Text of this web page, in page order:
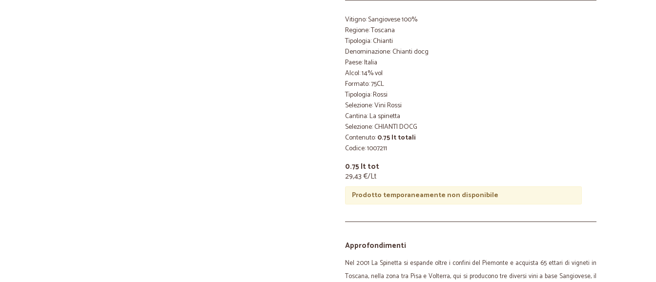
Vitigno: Sangiovese 100%
Regione: Toscana
Tipologia: Chianti
Denominazione: Chianti docg
Paese: Italia
Alcol: 14% vol
Formato: 75CL
Tipologia: Rossi
Selezione: Vini Rossi
Cantina: La spinetta
Selezione: CHIANTI DOCG
Contenuto:0.75 lt totali
Codice: 1007211
0.75 lt tot
29,43 €/Lt
Prodotto temporaneamente non disponibile
Approfondimenti
Nel 2001 La Spinetta si espande oltre i confini del Piemonte e acquista 65 ettari di vigneti in
Toscana, nella zona tra Pisa e Volterra, qui si producono tre diversi vini a base Sangiovese, il